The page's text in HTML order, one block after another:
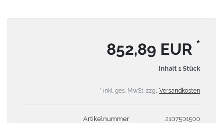
852,89 EUR *
Inhalt 1 Stück
* inkl. ges. MwSt. zzgl. Versandkosten
Artikelnummer 2107501500